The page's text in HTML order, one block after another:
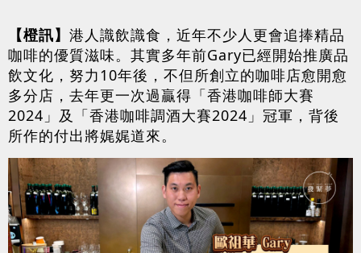
【橙訊】 港人識飲識食，近年不少人更會追捧精品
咖啡的優質滋味。其實多年前Gary已經開始推廣品
飲文化，努力10年後，不但所創立的咖啡店愈開愈
多分店，去年更一次過贏得「香港咖啡師大賽
2024」及「香港咖啡調酒大賽2024」冠軍，背後
所作的付出將娓娓道來。